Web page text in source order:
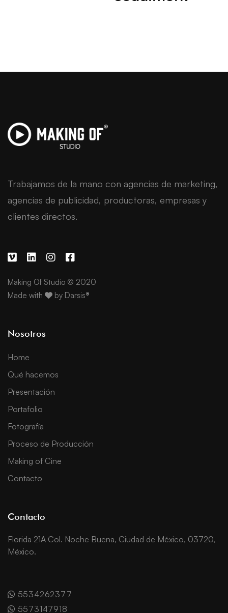
Trabajamos de la mano con agencias de marketing,
agencias de publicidad, productoras, empresas y
clientes directos.
Making Of Studio © 2020
Made with
by Darsis®
Nosotros
Home
Qué hacemos
Presentación
Portafolio
Fotografía
Proceso de Producción
Making of Cine
Contacto
Contacto
Florida 21A Col. Noche Buena, Ciudad de México, 03720,
México.
5534262377
5573147918